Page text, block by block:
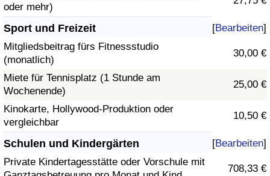
oder mehr)
Sport und Freizeit [Bearbeiten]
Mitgliedsbeitrag fürs Fitnessstudio
(monatlich)
30,00 €
Miete für Tennisplatz (1 Stunde am
Wochenende)
25,00 €
Kinokarte, Hollywood-Produktion oder
vergleichbar
10,50 €
Schulen und Kindergärten [Bearbeiten]
Private Kindertagesstätte oder Vorschule mit
708,33 €